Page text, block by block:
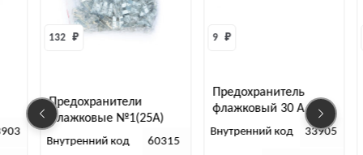
№1(25А)
ABRO
код 60315
Предохранитель
флажковый 30 А
Внутренний код 33905
Блок